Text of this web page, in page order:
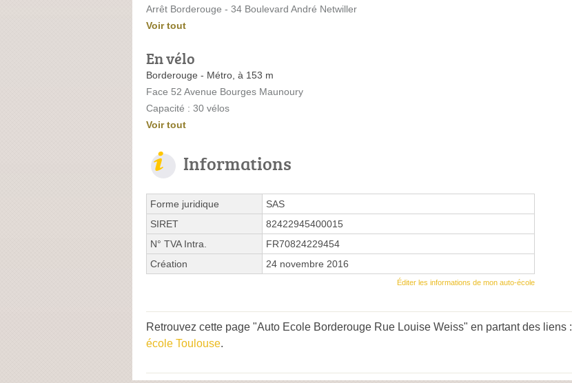
Arrêt Borderouge - 34 Boulevard André Netwiller
Voir tout
En vélo
Borderouge - Métro, à 153 m
Face 52 Avenue Bourges Maunoury
Capacité : 30 vélos
Voir tout
Informations
Forme juridique
SAS
SIRET
82422945400015
N° TVA Intra.
FR70824229454
Création
24 novembre 2016
Éditer les informations de mon auto-école
Retrouvez cette page "Auto Ecole Borderouge Rue Louise Weiss" en partant des liens :
école Toulouse.